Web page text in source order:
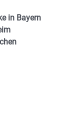
in Bayern